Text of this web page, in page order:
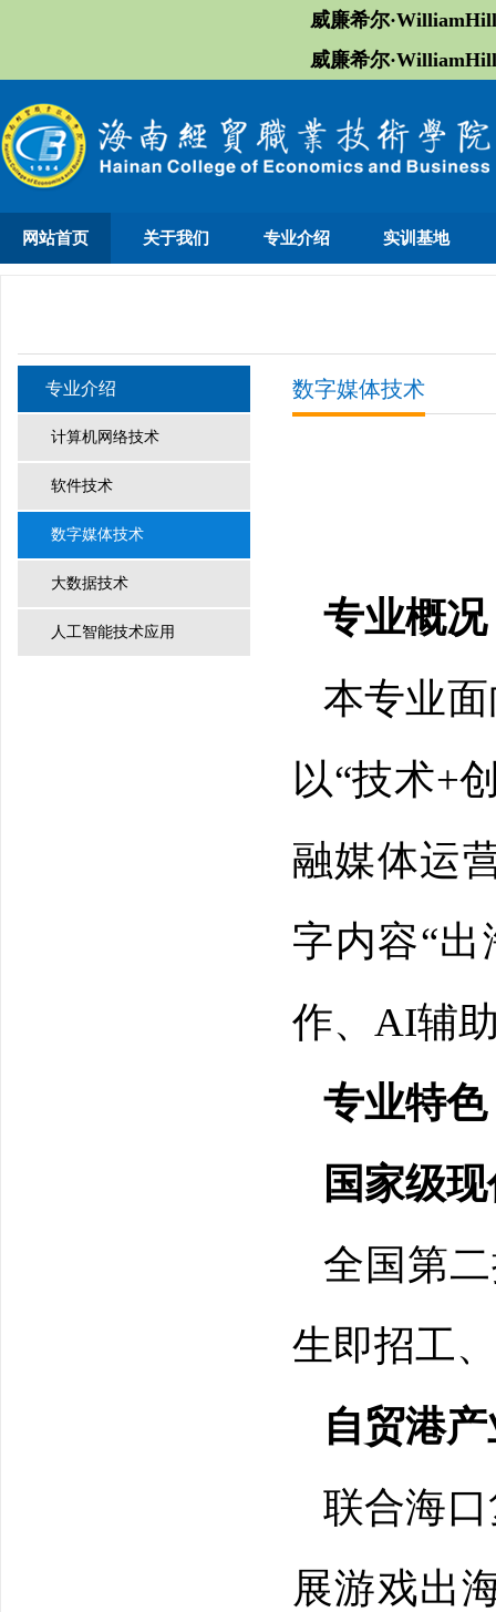
威廉希尔
威廉希尔
网站首页 关于我们 专业介绍 实训基地
专业介绍
计算机网络技术
软件技术
数字媒体技术
大数据技术
人工智能技术应用
数字媒体技术
专业概况
本专业
以“技术+
融媒体运
字内容“
作、AI辅
专业特色
国家级
全国第
生即招工
自贸港
联合海
展游戏出